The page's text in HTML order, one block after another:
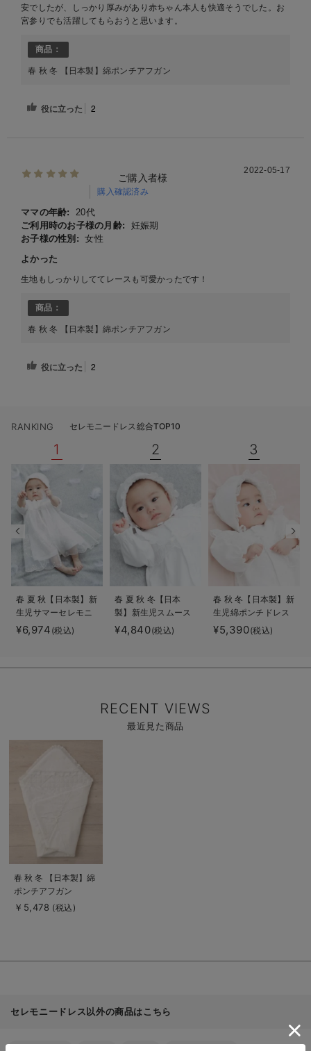
RELATED ITEMS
安でしたが、しっかり厚みがあり赤ちゃん本人も快適そうでした。お
宮参りでも活躍してもらおうと思います。
商品：
春 秋 冬 【日本製】綿ポンチアフガン
役に立った 2
ご購入者様
購入確認済み
2022-05-17
ママの年齢:
20代
ご利用時のお子様の月齢:
妊娠期
お子様の性別: 女性
よかった
生地もしっかりしててレースも可愛かったです！
商品：
春 秋 冬 【日本製】綿ポンチアフガン
役に立った 2
RANKING セレモニードレス総合TOP10
1
春 夏 秋【日本製】新
生児サマーセレモニ
ードレス＆帽子セッ
¥6,974 (税込)
2
春 夏 秋 冬【日本
製】新生児スムース
ドレス＆帽子セット
¥4,840(税込)
3
春 秋 冬【日本製】新
生児綿ポンチドレス
＆帽子セット
¥5,390(税込)
RECENT VIEWS
最近見た商品
商
商
品
詳
を
春 秋 冬 【日本製】綿
ポンチアフガン
￥5,478 (税込)
セレモニードレス以外の商品はこちら